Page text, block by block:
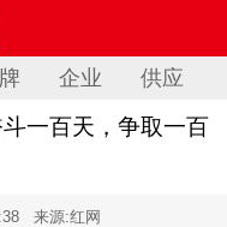
企业 供应
一百天，争取一百
来源:红网